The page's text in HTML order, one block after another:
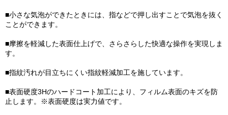
■小さな気泡ができたときには、指などで押し出すことで気泡を抜く
ことができます。
■摩擦を軽減した表面仕上げで、さらさらした快適な操作を実現しま
す。
■指紋汚れが目立ちにくい指紋軽減加工を施しています。
■表面硬度3Hのハードコート加工により、フィルム表面のキズを防
止します。※表面硬度は実力値です。